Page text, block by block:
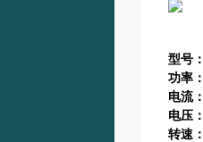
型号
功率
电流
电压
转速